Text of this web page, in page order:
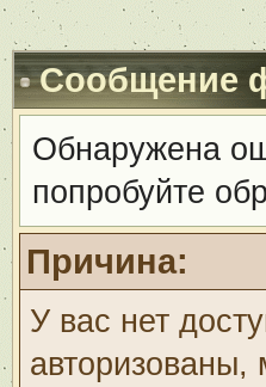
Сообщение
Обнаружена
попробуйте
Причина:
У вас нет
авторизованы,